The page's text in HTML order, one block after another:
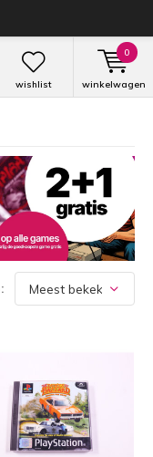
wishlist winkelwagen
0